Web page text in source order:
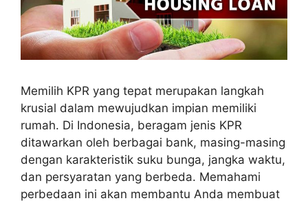
Memilih KPR yang tepat merupakan langkah
krusial dalam mewujudkan impian memiliki
rumah. Di Indonesia, beragam jenis KPR
ditawarkan oleh berbagai bank, masing-masing
dengan karakteristik suku bunga, jangka waktu,
dan persyaratan yang berbeda. Memahami
perbedaan ini akan membantu Anda membuat